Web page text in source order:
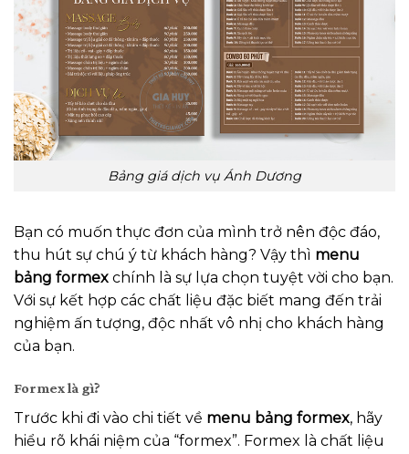
Bảng giá dịch vụ Ánh Dương
Bạn có muốn thực đơn của mình trở nên độc đáo,
thu hút sự chú ý từ khách hàng? Vậy thì menu
bảng formex chính là sự lựa chọn tuyệt vời cho bạn.
Với sự kết hợp các chất liệu đặc biết mang đến trải
nghiệm ấn tượng, độc nhất vô nhị cho khách hàng
của bạn.
Formex là gì?
Trước khi đi vào chi tiết về menu bảng formex, hãy
hiểu rõ khái niệm của “formex”. Formex là chất liệu